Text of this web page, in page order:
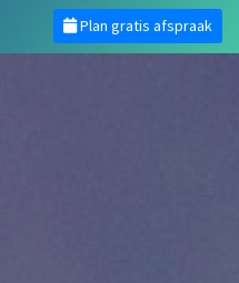
Plan gratis afspraak